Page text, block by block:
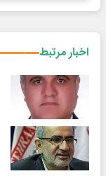
اخبار مرتبط